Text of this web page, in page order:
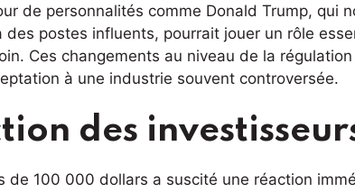
de personnalités comme Donald Trump, qui
des postes influents, pourrait jouer un rôle
Ces changements au niveau de la
à une industrie souvent controversée.
des
de 100 000 dollars a suscité une réaction